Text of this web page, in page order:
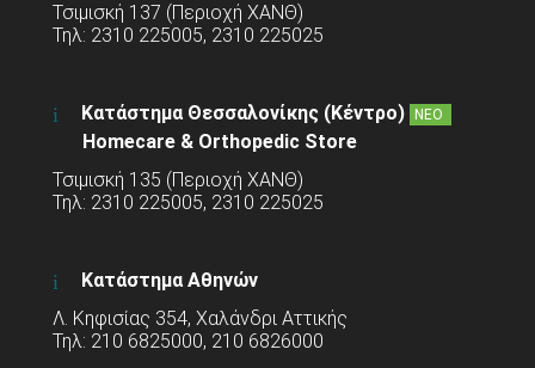
Τσιμισκή 137 (Περιοχή ΧΑΝΘ)
Τηλ: 2310 225005, 2310 225025
Κατάστημα Θεσσαλονίκης (Κέντρο) ΝΕΟ
Homecare & Orthopedic Store
Τσιμισκή 135 (Περιοχή ΧΑΝΘ)
Τηλ: 2310 225005, 2310 225025
Κατάστημα Αθηνών
Λ. Κηφισίας 354, Χαλάνδρι Αττικής
Τηλ: 210 6825000, 210 6826000